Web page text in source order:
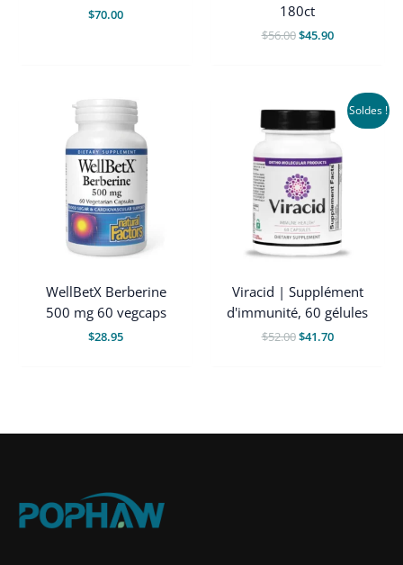
$70.00
180ct
$56.00Le
$56.00.
$45.90Le
$45.90.
WellBetX Berberine
500 mg 60 vegcaps
$28.95
Soldes !
Viracid | Supplément
d'immunité, 60 gélules
$52.00Le
$41.70Le